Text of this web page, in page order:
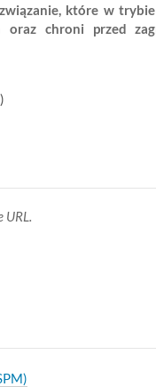
które w
chroni przed